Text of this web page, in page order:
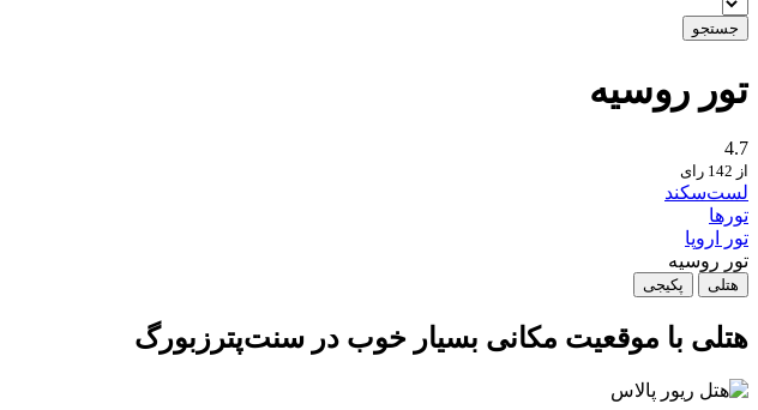
جستجو
تور روسیه
4.7
از 142 رای
لست‌سکند
تورها
تور اروپا
تور روسیه
هتلی پکیجی
هتلی با موقعیت مکانی بسیار خوب در سنت‌پترزبورگ